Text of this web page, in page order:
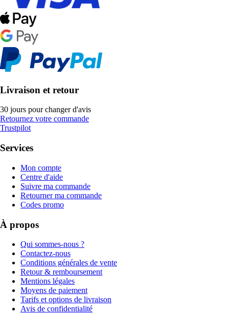
Livraison et retour
30 jours pour changer d'avis
Retournez votre commande
Trustpilot
Services
Mon compte
Centre d'aide
Suivre ma commande
Retourner ma commande
Codes promo
À propos
Qui sommes-nous ?
Contactez-nous
Conditions générales de vente
Retour & remboursement
Mentions légales
Moyens de paiement
Tarifs et options de livraison
Avis de confidentialité